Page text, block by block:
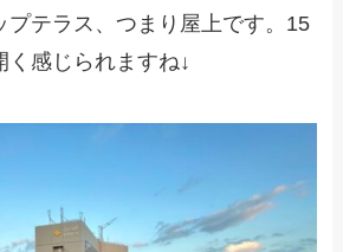
プテラス、つまり屋上です。15
く感じられますね↓